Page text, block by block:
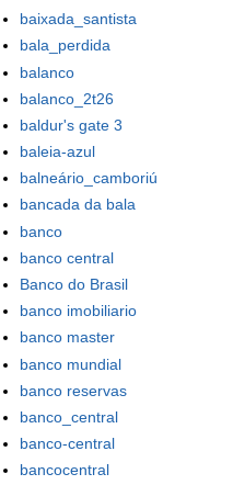
baixada_santista
bala_perdida
balanco
balanco_2t26
baldur's gate 3
baleia-azul
balneário_camboriú
bancada da bala
banco
banco central
Banco do Brasil
banco imobiliario
banco master
banco mundial
banco reservas
banco_central
banco-central
bancocentral